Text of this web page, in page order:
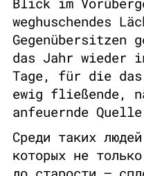
weghuschendes
Gegenübersitzen
das Jahr wieder
Tage, für die
ewig fließende,
anfeuernde
Среди таких
которых не